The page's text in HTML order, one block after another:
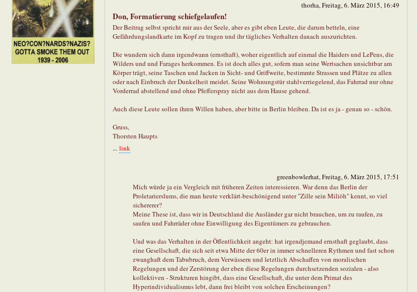
thorha, Freitag, 6. März 2015, 16:49
Don, Formatierung schiefgelaufen!
Der Beitrag selbst spricht mir aus der Seele, aber es gibt eben Leute, die darum betteln, eine
Gefährdungslandkarte im Kopf zu tragen und ihr tägliches Verhalten danach auszurichten.
Die wundern sich dann irgendwann (ernsthaft), woher eigentlich auf einmal die Haiders und LePens, die
Wilders und und Farages herkommen. Es ist doch alles gut, sofern man seine Wertsachen unsichtbar am
Körper trägt, seine Taschen und Jacken in Sicht- und Griffweite, bestimmte Strassen und Plätze zu allen
oder nach Einbruch der Dunkelheit meidet. Seine Wohnungstür stahlverriegelend, das Fahrrad nur ohne
Vorderrad abstellend und ohne Pfefferspray nicht aus dem Hause gehend.
Auch diese Leute sollen ihren Willen haben, aber bitte in Berlin bleiben. Da ist es ja - genau so - schön.
Gruss,
Thorsten Haupts
... link
greenbowlerhat, Freitag, 6. März 2015, 17:51
Mich würde ja ein Vergleich mit früheren Zeiten interessieren. War denn das Berlin der
Proletarierslums, die man heute verklärt-beschönigend unter "Zille sein Miliöh" kennt, so viel
sichererer?
Meine These ist, dass wir in Deutschland die Ausländer gar nicht brauchen, um zu raufen, zu
saufen und Fahrräder ohne Einwilligung des Eigentümers zu gebrauchen.
Und was das Verhalten in der Öffentlichkeit angeht: hat irgendjemand ernsthaft geglaubt, dass
eine Gesellschaft, die sich seit etwa Mitte der 60er in immer schnelleren Rythmen und fast schon
zwanghaft dem Tabubruch, dem Verwässern und letztlich Abschaffen von moralischen
Regelungen und der Zerstörung der eben diese Regelungen durchsetzenden sozialen - also
kollektiven - Strukturen hingibt, dass eine Gesellschaft, die unter dem Primat des
Hyperindividualismus lebt, dann frei bleibt von solchen Erscheinungen?